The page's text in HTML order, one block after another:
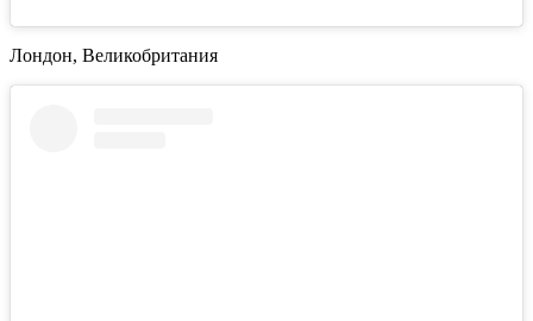
Лондон, Великобритания